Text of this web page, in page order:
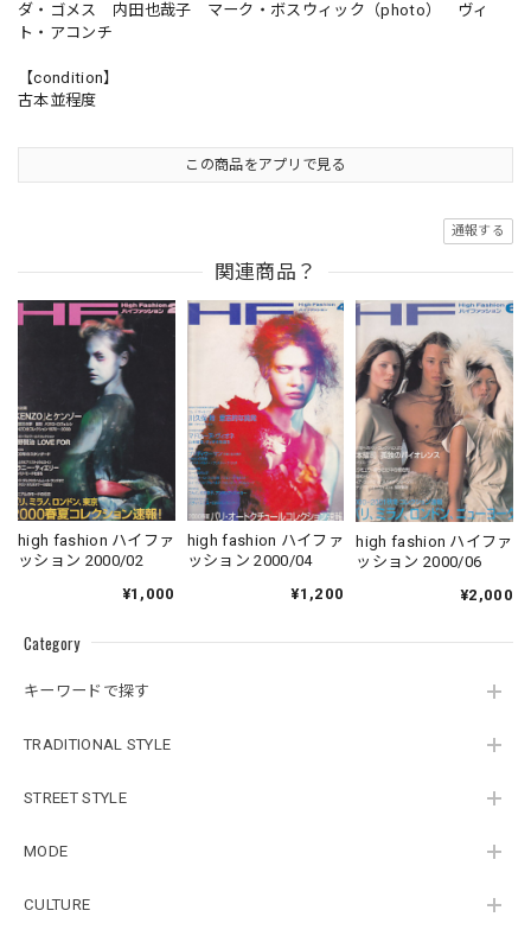
Category
キーワードで探す
TRADITIONAL STYLE
STREET STYLE
MODE
CULTURE
ダ・ゴメス 内田也哉子 マーク・ボスウィック（photo） ヴィ
ト・アコンチ
【condition】
古本並程度
この商品をアプリで見る
通報する
関連商品？
high fashion ハイファ
ッション 2000/02
¥1,000
high fashion ハイファ
ッション 2000/04
¥1,200
high fashion ハイファ
ッション 2000/06
¥2,000